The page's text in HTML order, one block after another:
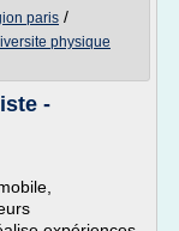
paris /
physique
-